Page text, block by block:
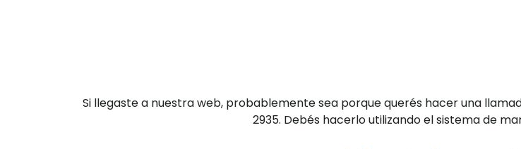
Si llegaste a nuestra web, probablemente sea porque querés hacer una
2935. Debés hacerlo utilizando el sistema de